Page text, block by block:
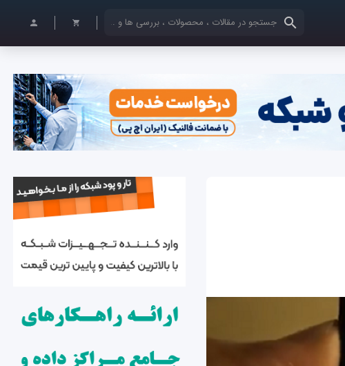
کلمات کلیدی خود را وارد کنید